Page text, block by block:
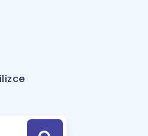
Hesaplama Aracı
için Öneriler
Tek Takvimde